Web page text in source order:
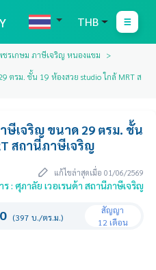
THB
ชรเกษม ภาษีเจริญ หนองแขม
ตรม. ชั้น 19 ห้องสวย studio ใกล้ MRT ส
ษีเจริญ ขนาด 29 ตรม. ชั้น
สถานีภาษีเจริญ
แก้ไขล่าสุดเมื่อ 01/06/2569
ร : ศุภาลัย เวอเรนด้า สถานีภาษีเจริญ
(397 บ./ตร.ม.)
สัญญา
12 เดือน